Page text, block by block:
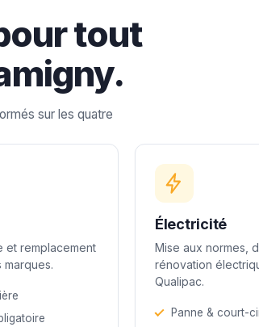
tout
sur les quatre
et remplacement
Électricité
Mise aux normes,
rénovation
Qualipac.
Panne & court-